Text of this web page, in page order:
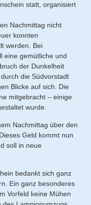
statt, organisiert
Nachmittag nicht
konnten
werden. Bei
eine gemütliche und
der Dunkelheit
die Südvorstadt
Blicke auf sich. Die
mitgebracht – einige
wurde.
Nachmittag über den
Geld kommt nun
soll in neue
bedankt sich ganz
Ein ganz besonderes
Vorfeld keine Mühen